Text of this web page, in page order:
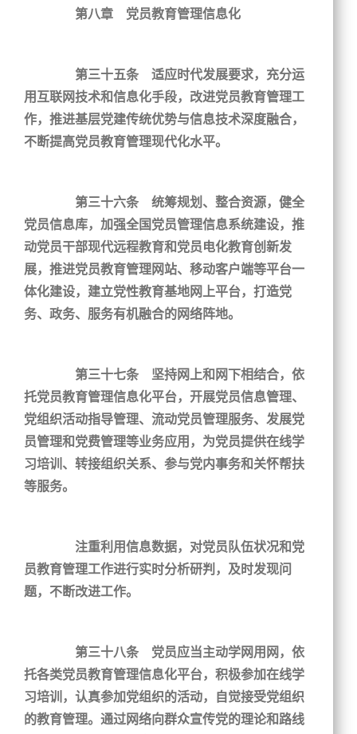
第八章 党员教育管理信息化
第三十五条 适应时代发展要求，充分运
用互联网技术和信息化手段，改进党员教育管理工
作，推进基层党建传统优势与信息技术深度融合，
不断提高党员教育管理现代化水平。
第三十六条 统筹规划、整合资源，健全
党员信息库，加强全国党员管理信息系统建设，推
动党员干部现代远程教育和党员电化教育创新发
展，推进党员教育管理网站、移动客户端等平台一
体化建设，建立党性教育基地网上平台，打造党
务、政务、服务有机融合的网络阵地。
第三十七条 坚持网上和网下相结合，依
托党员教育管理信息化平台，开展党员信息管理、
党组织活动指导管理、流动党员管理服务、发展党
员管理和党费管理等业务应用，为党员提供在线学
习培训、转接组织关系、参与党内事务和关怀帮扶
等服务。
注重利用信息数据，对党员队伍状况和党
员教育管理工作进行实时分析研判，及时发现问
题，不断改进工作。
第三十八条 党员应当主动学网用网，依
托各类党员教育管理信息化平台，积极参加在线学
习培训，认真参加党组织的活动，自觉接受党组织
的教育管理。通过网络向群众宣传党的理论和路线